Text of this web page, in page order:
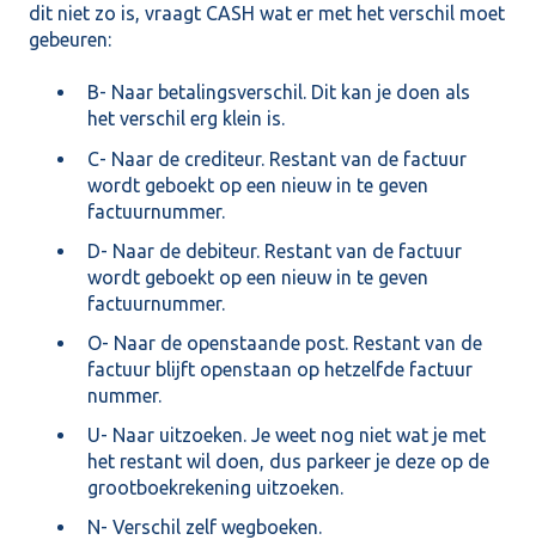
dit niet zo is, vraagt CASH wat er met het verschil moet
gebeuren:
B- Naar betalingsverschil. Dit kan je doen als
het verschil erg klein is.
C- Naar de crediteur. Restant van de factuur
wordt geboekt op een nieuw in te geven
factuurnummer.
D- Naar de debiteur. Restant van de factuur
wordt geboekt op een nieuw in te geven
factuurnummer.
O- Naar de openstaande post. Restant van de
factuur blijft openstaan op hetzelfde factuur
nummer.
U- Naar uitzoeken. Je weet nog niet wat je met
het restant wil doen, dus parkeer je deze op de
grootboekrekening uitzoeken.
N- Verschil zelf wegboeken.